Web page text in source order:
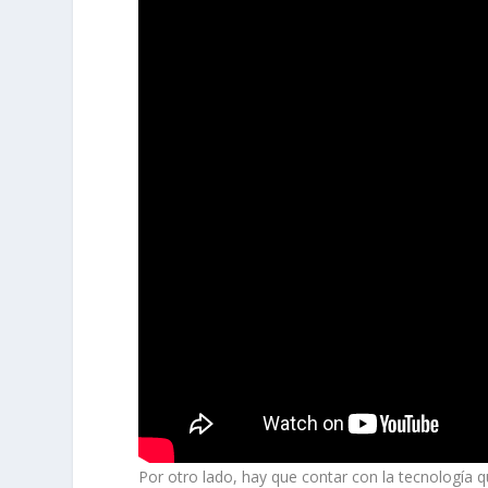
Por otro lado, hay que contar con la tecnología